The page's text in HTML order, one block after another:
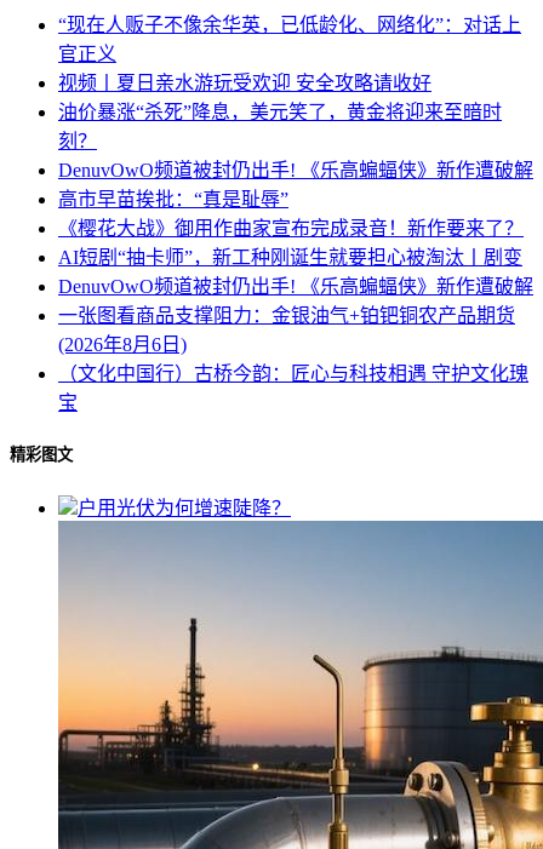
“现在人贩子不像余华英，已低龄化、网络化”：对话上
官正义
视频丨夏日亲水游玩受欢迎 安全攻略请收好
油价暴涨“杀死”降息，美元笑了，黄金将迎来至暗时
刻？
DenuvOwO频道被封仍出手! 《乐高蝙蝠侠》新作遭破解
高市早苗挨批：“真是耻辱”
《樱花大战》御用作曲家宣布完成录音！新作要来了？
AI短剧“抽卡师”，新工种刚诞生就要担心被淘汰丨剧变
DenuvOwO频道被封仍出手! 《乐高蝙蝠侠》新作遭破解
一张图看商品支撑阻力：金银油气+铂钯铜农产品期货
(2026年8月6日)
（文化中国行）古桥今韵：匠心与科技相遇 守护文化瑰
宝
精彩图文
户用光伏为何增速陡降？